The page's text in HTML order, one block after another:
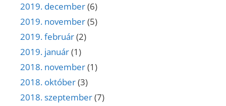
2019. december(6)
2019. november(5)
2019. február(2)
2019. január(1)
2018. november(1)
2018. október(3)
2018. szeptember(7)